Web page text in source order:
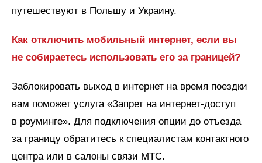
путешествуют в Польшу и Украину.
Как отключить мобильный интернет, если вы
не собираетесь использовать его за границей?
Заблокировать выход в интернет на время поездки
вам поможет услуга «Запрет на интернет-доступ
в роуминге». Для подключения опции до отъезда
за границу обратитесь к специалистам контактного
центра или в салоны связи МТС.